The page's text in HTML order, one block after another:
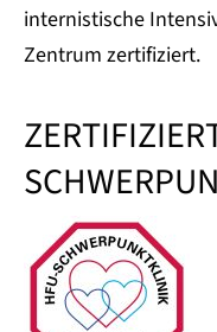
internistische
Zentrum zertifiziert.